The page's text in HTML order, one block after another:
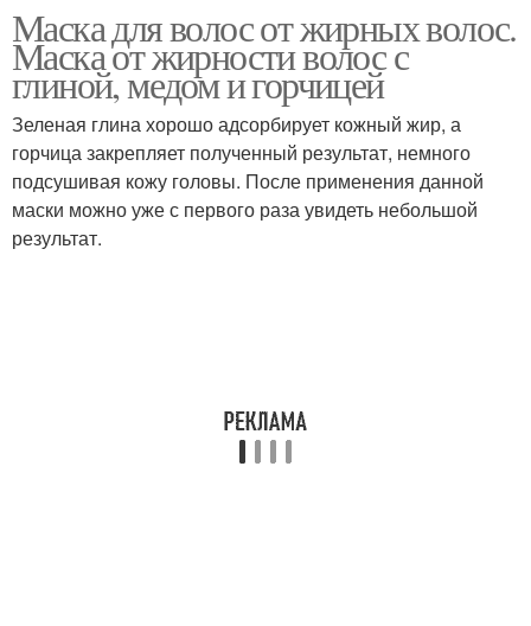
условиях
волос
Яйцо для волос Маска от жирных волос
Лайфхаки по укладке
Маска для волос от жирных волос.
Маска от жирности волос с
глиной, медом и горчицей
Зеленая глина хорошо адсорбирует кожный жир, а
горчица закрепляет полученный результат, немного
подсушивая кожу головы. После применения данной
маски можно уже с первого раза увидеть небольшой
результат.